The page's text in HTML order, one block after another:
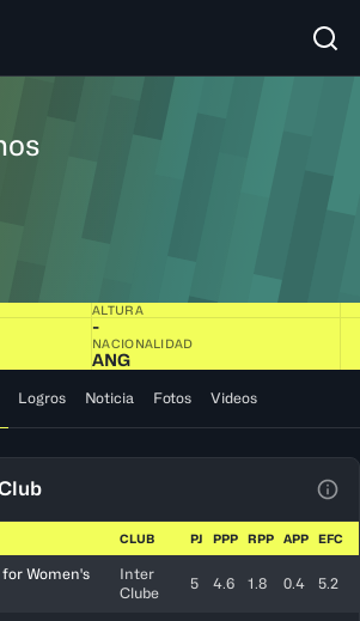
ALTURA
-
NACIONALIDAD
ANG
Logros Noticia Fotos Videos
CLUB PJ PPP RPP APP EFC
Women's
Inter
Clube
5 4.6 1.8 0.4 5.2